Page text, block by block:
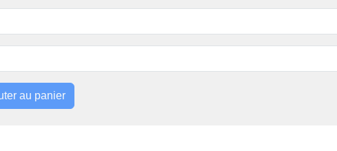
au panier